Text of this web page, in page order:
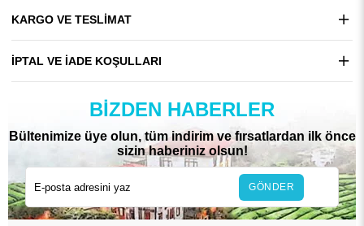
KARGO VE TESLIMAT
İPTAL VE İADE KOŞULLARI
BIZDEN HABERLER
Bültenimize üye olun, tüm indirim ve fırsatlardan ilk önce
sizin haberiniz olsun!
GÖNDER